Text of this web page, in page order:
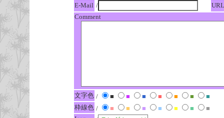
E-Mail /
URL
Comment
文字色 / ■ ■ ■ ■ ■ ■
■
枠線色 / ■ ■ ■ ■ ■ ■
■